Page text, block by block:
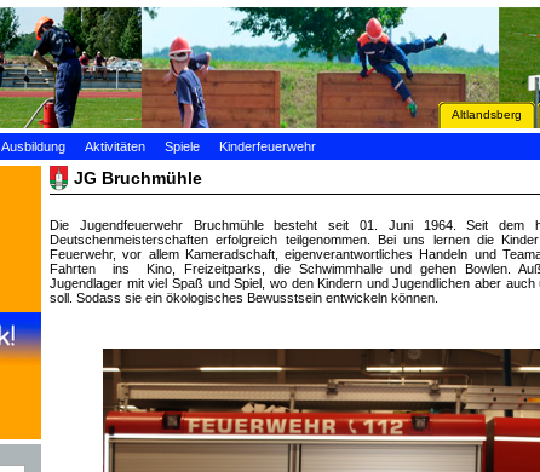
Altlandsberg
Ausbildung Aktivitäten Spiele Kinderfeuerwehr
JG Bruchmühle
Die Jugendfeuerwehr Bruchmühle besteht seit 01. Juni 1964. Seit
Deutschenmeisterschaften erfolgreich teilgenommen. Bei uns lernen die
Feuerwehr, vor allem Kameradschaft, eigenverantwortliches Handeln und
Fahrten ins Kino, Freizeitparks, die Schwimmhalle und gehen Bowlen.
Jugendlager mit viel Spaß und Spiel, wo den Kindern und Jugendlichen aber
soll. Sodass sie ein ökologisches Bewusstsein entwickeln können.